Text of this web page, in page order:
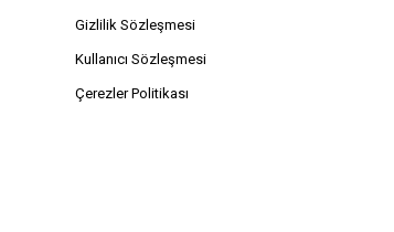
Gizlilik Sözleşmesi
Kullanıcı Sözleşmesi
Çerezler Politikası